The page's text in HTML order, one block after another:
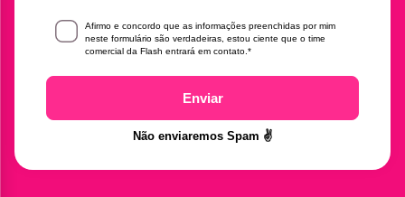
Afirmo e concordo que as informações preenchidas por mim
neste formulário são verdadeiras, estou ciente que o time
comercial da Flash entrará em contato. *
Enviar
Não enviaremos Spam ✌️